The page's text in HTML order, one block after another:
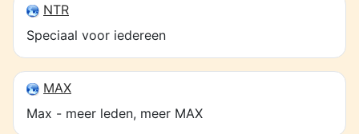
NTR
Speciaal voor iedereen
MAX
Max - meer leden, meer MAX